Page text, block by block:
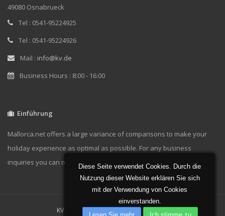
49080 Osnabrueck
Tel : 0541-95224925
Tel : 0541-95224926
Mail : info@kv.de
Business Hours : 8:00 - 16:00
Einführung
Mallorca.net offers a large variance of comparisons to make your
holiday experience as optimal as possible. For any business
inquiries you can message us atinfo@kv.de.
KV GmbH 2019 | Powered by KV GmbH
Diese Seite verwendet Cookies. Durch die
Nutzung dieser Website erklären Sie sich
mit der Verwendung von Cookies
einverstanden.